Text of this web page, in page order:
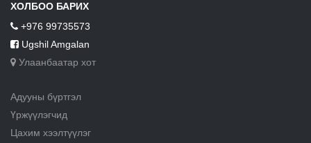
ХОЛБОО БАРИХ
+976 99735573
Ugshil Amgalan
Улаанбаатар хот
Адууны бүртгэл
Үржүүлэгчид
Цахим хээлтүүлэг